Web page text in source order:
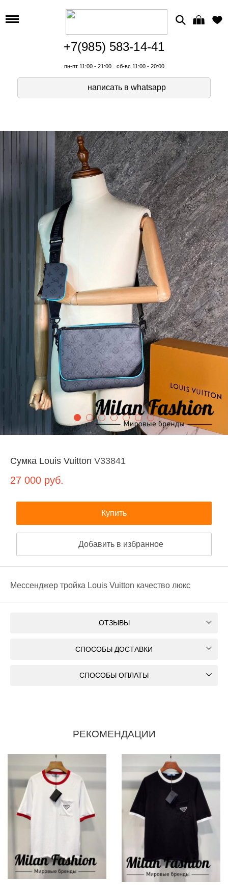
+7(985) 583-14-41
пн-пт 11:00 - 21:00 сб-вс 11:00 - 20:00
написать в whatsapp
Сумка Louis Vuitton V33841
27 000 руб.
Купить
Добавить в избранное
Мессенджер тройка Louis Vuitton качество люкс
ОТЗЫВЫ
СПОСОБЫ ДОСТАВКИ
СПОСОБЫ ОПЛАТЫ
РЕКОМЕНДАЦИИ